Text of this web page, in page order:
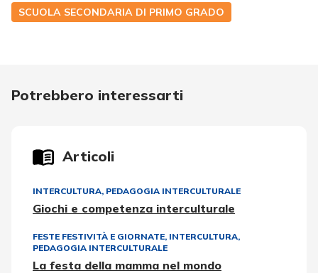
SCUOLA SECONDARIA DI PRIMO GRADO
Potrebbero interessarti
Articoli
INTERCULTURA, PEDAGOGIA INTERCULTURALE
Giochi e competenza interculturale
FESTE FESTIVITÀ E GIORNATE, INTERCULTURA,
PEDAGOGIA INTERCULTURALE
La festa della mamma nel mondo